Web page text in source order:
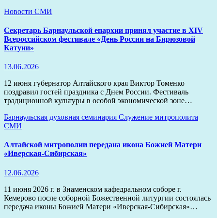
Новости СМИ
Секретарь Барнаульской епархии принял участие в XIV
Всероссийском фестивале «День России на Бирюзовой
Катуни»
13.06.2026
12 июня губернатор Алтайского края Виктор Томенко
поздравил гостей праздника с Днем России. Фестиваль
традиционной культуры в особой экономической зоне…
Барнаульская духовная семинария Служение митрополита
СМИ
Алтайской митрополии передана икона Божией Матери
«Иверская-Сибирская»
12.06.2026
11 июня 2026 г. в Знаменском кафедральном соборе г.
Кемерово после соборной Божественной литургии состоялась
передача иконы Божией Матери «Иверская-Сибирская»…